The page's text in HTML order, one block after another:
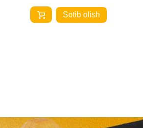
Sotib olish